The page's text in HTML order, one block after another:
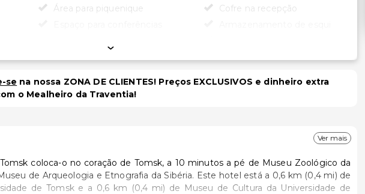
Área para piquenique
Acessibilidade
quartos selecionados)
Cofre na recepção
se na nossa ZONA DE CLIENTES! Preços EXCLUSIVOS e dinheiro extra
o Mealheiro da Traventia!
Ver mais
coloca-o no coração de Tomsk, a 10 minutos a pé de Museu Zoológico da
e Etnografia da Sibéria. Este hotel está a 0,6 km (0,4 mi) de
de Tomsk e a 0,6 km (0,4 mi) de Museu de Cultura da Universidade de